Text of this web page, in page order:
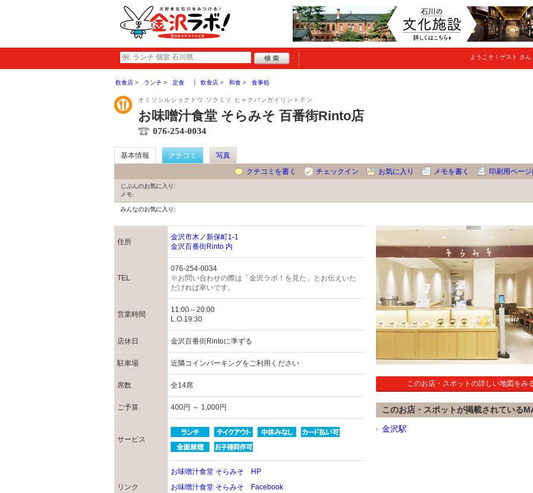
ようこそ！ ゲスト さん
飲食店 ランチ 定食 飲食店 和食 食事処
オミソシルショクドウ ソラミソ ヒャクバンガイリントテン
お味噌汁食堂 そらみそ 百番街Rinto店
076-254-0034
基本情報 クチコミ
写真
クチコミを書く
チェックイン お気に入り メモを書く 印刷用ページ
じぶんのお気に入り:
メモ:
みんなのお気に入り:
住所
金沢市木ノ新保町1-1
金沢百番街Rinto 内
TEL
076-254-0034
※お問い合わせの際は「金沢ラボ！を見た」とお伝えいた
だければ幸いです。
営業時間
11:00～20:00
L.O.19:30
店休日 金沢百番街Rintoに準ずる
駐車場 近隣コインパーキングをご利用ください
席数 全14席
ご予算 400円 ～ 1,000円
サービス
リンク
お味噌汁食堂 そらみそ HP
お味噌汁食堂 そらみそ Facebook
このお店・スポットの詳しい地図をみ
このお店・スポットが掲載されている
金沢駅